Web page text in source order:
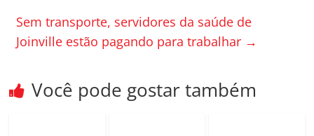
o
k
h
ar
Sem transporte, servidores da saúde de
Joinville estão pagando para trabalhar →
Você pode gostar também